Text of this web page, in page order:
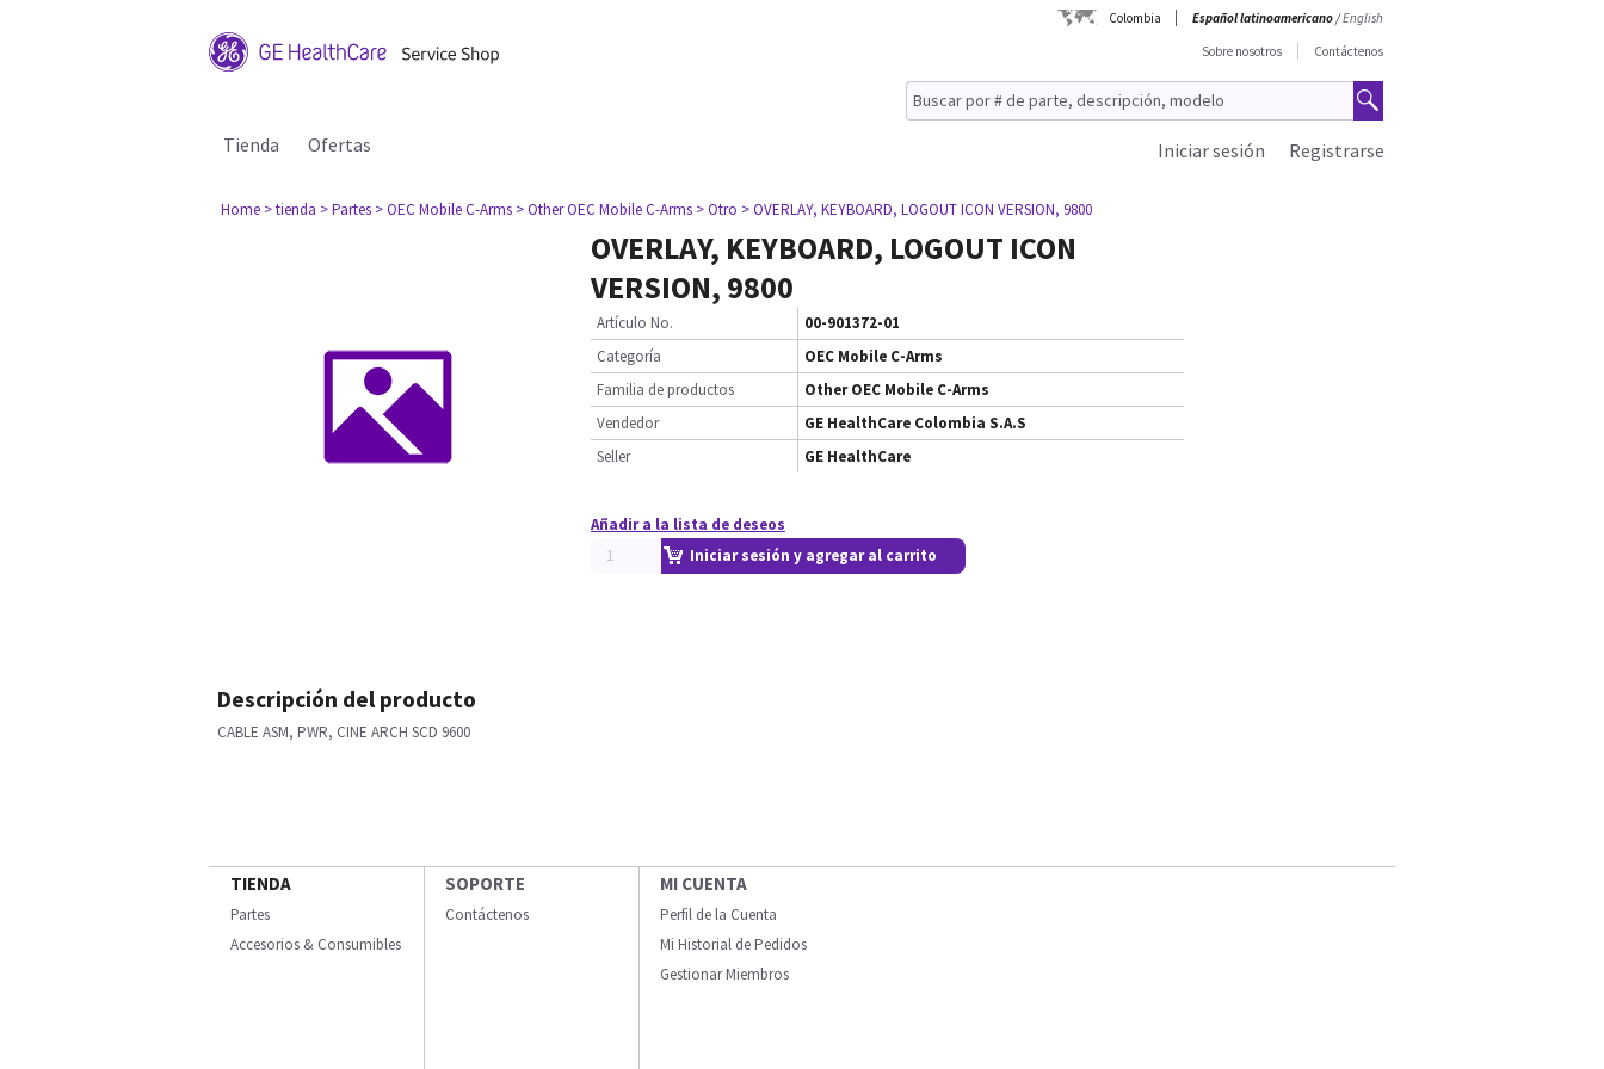
Colombia Español latinoamericano/English
Sobre nosotros
Contáctenos
Tienda Ofertas Registrarse
Iniciar sesión
Home > tienda > Partes > OEC Mobile C-Arms > Other OEC Mobile C-Arms > Otro > OVERLAY, KEYBOARD, LOGOUT ICON VERSION, 9800
OVERLAY, KEYBOARD, LOGOUT ICON
VERSION, 9800
Artículo No.
00-901372-01
Categoría
OEC Mobile C-Arms
Familia de productos
Other OEC Mobile C-Arms
Vendedor
GE HealthCare Colombia S.A.S
Seller
GE HealthCare
Añadir a la lista de deseos
Iniciar sesión y agregar al carrito
Descripción del producto
CABLE ASM, PWR, CINE ARCH SCD 9600
TIENDA
Partes
Accesorios & Consumibles
SOPORTE
Contáctenos
MI CUENTA
Perfil de la Cuenta
Mi Historial de Pedidos
Gestionar Miembros